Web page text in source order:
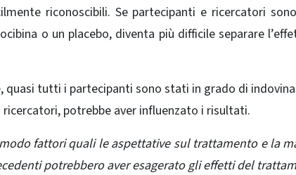
riconoscibili. Se partecipanti e ricercatori
o un placebo, diventa più difficile separare
quasi tutti i partecipanti sono stati in grado di
ricercatori, potrebbe aver influenzato i risultati.
fattori quali le aspettative sul trattamento e la
potrebbero aver esagerato gli effetti del